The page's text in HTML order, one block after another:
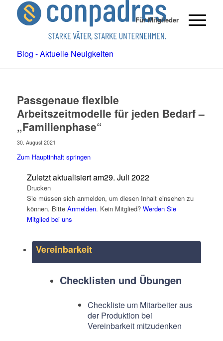
Für Mitglieder
Blog - Aktuelle Neuigkeiten
Passgenaue flexible
Arbeitszeitmodelle für jeden Bedarf –
„Familienphase“
30. August 2021
Zum Hauptinhalt springen
Vereinbarkeit
Checklisten und Übungen
Checkliste um Mitarbeiter aus
der Produktion bei
Vereinbarkeit mitzudenken
Zuletzt aktualisiert am29. Juli 2022
Drucken
Sie müssen sich anmelden, um diesen Inhalt einsehen zu
können. Bitte Anmelden. Kein Mitglied? Werden Sie
Mitglied bei uns